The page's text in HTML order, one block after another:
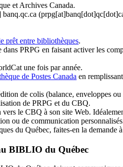
et Archives Canada.
banq.qc.ca
prêt entre bibliothèques.
PRPG en faisant activer les
une fois par année.
de Postes Canada en
de colis (balance, enveloppes
de PRPG et du CBQ.
le CBQ à son site Web.
ou de communication
du Québec, faites-en la demande
BIBLIO du Québec